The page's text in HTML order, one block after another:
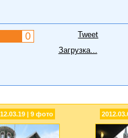
0
Tweet
Загрузка...
| 9 фото